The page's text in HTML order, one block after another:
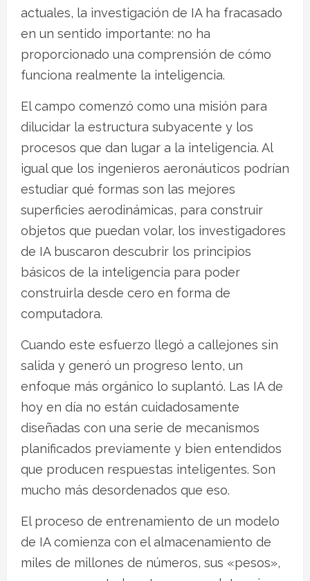
actuales, la investigación de IA ha fracasado
en un sentido importante: no ha
proporcionado una comprensión de cómo
funciona realmente la inteligencia.
El campo comenzó como una misión para
dilucidar la estructura subyacente y los
procesos que dan lugar a la inteligencia. Al
igual que los ingenieros aeronáuticos podrían
estudiar qué formas son las mejores
superficies aerodinámicas, para construir
objetos que puedan volar, los investigadores
de IA buscaron descubrir los principios
básicos de la inteligencia para poder
construirla desde cero en forma de
computadora.
Cuando este esfuerzo llegó a callejones sin
salida y generó un progreso lento, un
enfoque más orgánico lo suplantó. Las IA de
hoy en día no están cuidadosamente
diseñadas con una serie de mecanismos
planificados previamente y bien entendidos
que producen respuestas inteligentes. Son
mucho más desordenados que eso.
El proceso de entrenamiento de un modelo
de IA comienza con el almacenamiento de
miles de millones de números, sus «pesos»,